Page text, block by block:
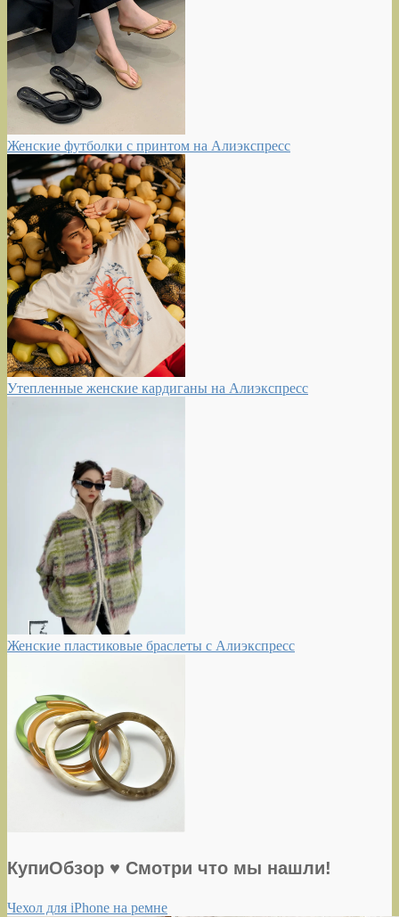
Женские футболки с принтом на Алиэкспресс
Утепленные женские кардиганы на Алиэкспресс
Женские пластиковые браслеты с Алиэкспресс
КупиОбзор ♥ Смотри что мы нашли!
Чехол для iPhone на ремне